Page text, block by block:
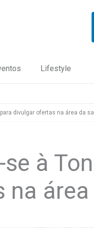
Lifestyle
divulgar ofertas na área da
à